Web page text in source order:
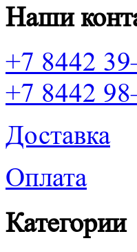
Наши
+7 8442
+7 8442
Доставка
Оплата
Категории